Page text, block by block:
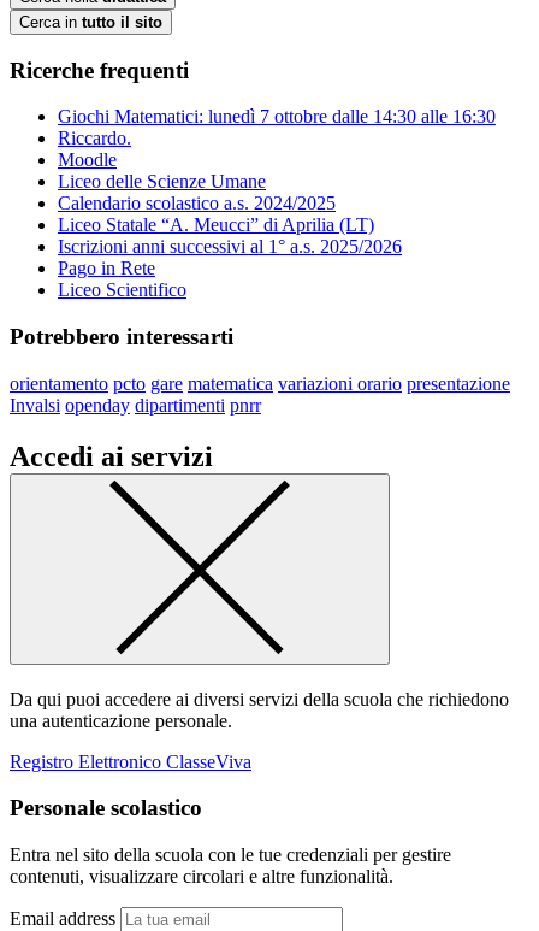
Cerca in tutto il sito
Ricerche frequenti
Giochi Matematici: lunedì 7 ottobre dalle 14:30 alle 16:30
Riccardo.
Moodle
Liceo delle Scienze Umane
Calendario scolastico a.s. 2024/2025
Liceo Statale “A. Meucci” di Aprilia (LT)
Iscrizioni anni successivi al 1° a.s. 2025/2026
Pago in Rete
Liceo Scientifico
Potrebbero interessarti
orientamento pcto gare matematica variazioni orario presentazione
Invalsi openday dipartimenti pnrr
Accedi ai servizi
Da qui puoi accedere ai diversi servizi della scuola che richiedono
una autenticazione personale.
Registro Elettronico ClasseViva
Personale scolastico
Entra nel sito della scuola con le tue credenziali per gestire
contenuti, visualizzare circolari e altre funzionalità.
Email address